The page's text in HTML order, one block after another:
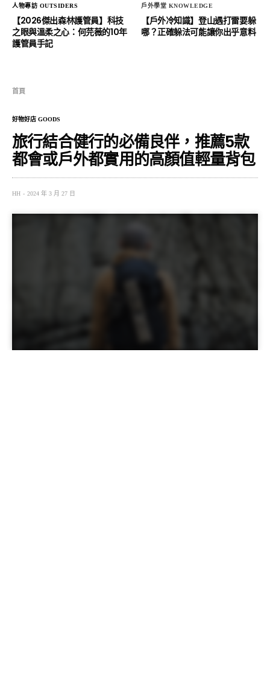
人物專訪 OUTSIDERS
【2026傑出森林護管員】科技
之眼與溫柔之心：何芫薇的10年
護管員手記
戶外學堂 KNOWLEDGE
【戶外冷知識】登山遇打雷要躲
哪？正確躲法可能讓你出乎意料
首頁
好物好店 GOODS
旅行結合健行的必備良伴，推薦5款
都會或戶外都實用的高顏值輕量背包
HH 2024 年 3 月 27 日